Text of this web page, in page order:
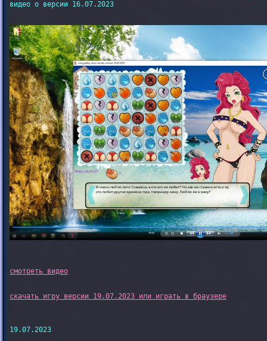
видео о версии 16.07.2023
скачать игру версии 19.07.2023 или играть в браузере
19.07.2023